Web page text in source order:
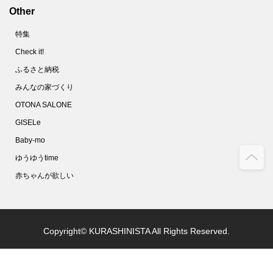
Other
特集
Check it!
ふるさと納税
みんなの家づくり
OTONA SALONE
GISELe
Baby-mo
ゆうゆうtime
赤ちゃんが欲しい
Copyright© KURASHINISTA All Rights Reserved.